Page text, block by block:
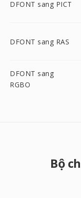
DFONT sang PICT
DFONT sang RAS
DFONT sang
RGBO
Bộ